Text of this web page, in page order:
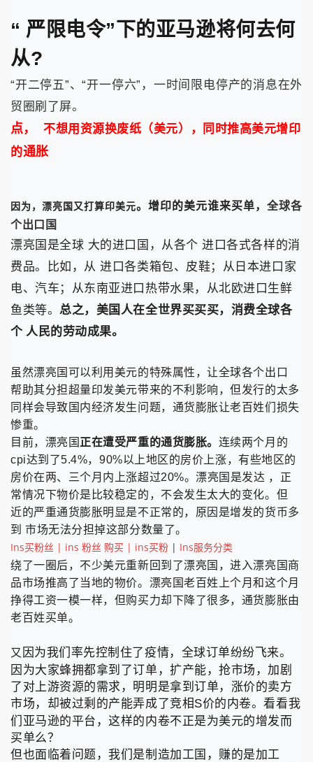
“ 严限电令”下的亚马逊将何去何
从?
“开二停五”、“开一停六” ，一时间限电停产的消息在外
贸圈刷了屏。
点，
不想用资源换废纸（美元），同时推高美元增印
的通胀
因为，漂亮国又打算印美元。增印的美元谁来买单，全球各
个出口国
漂亮国是全球 大的进口国，从各个 进口各式各样的消
费品。比如，从 进口各类箱包、皮鞋；从日本进口家
电、汽车；从东南亚进口热带水果，从北欧进口生鲜
鱼类等。 总之，美国人在全世界买买买，消费全球各
个 人民的劳动成果。
虽然漂亮国可以利用美元的特殊属性，让全球各个出口
帮助其分担超量印发美元带来的不利影响，但发行的太多
同样会导致国内经济发生问题，通货膨胀让老百姓们损失
惨重。
目前，漂亮国 正在遭受严重的通货膨胀。 连续两个月的
cpi达到了5.4%，90%以上地区的房价上涨，有些地区的
房价在两、三个月内上涨超过20%。漂亮国是发达 ，正
常情况下物价是比较稳定的，不会发生太大的变化。但
近的严重通货膨胀明显是不正常的，原因是增发的货币多
到 市场无法分担掉这部分数量了。
Ins买粉丝 | ins 粉丝 购买 | ins买粉 | Ins服务分类
绕了一圈后，不少美元重新回到了漂亮国，进入漂亮国商
品市场推高了当地的物价。漂亮国老百姓上个月和这个月
挣得工资一模一样，但购买力却下降了很多，通货膨胀由
老百姓买单。
又 因为我们率先控制住了疫情，全球订单纷纷飞来。
因为大家蜂拥都拿到了订单，扩产能，抢市场，加剧
了对上游资源的需求，明明是拿到订单，涨价的卖方
市场，却被过剩的产能弄成了竞相S价的内卷。看看我
们亚马逊的平台，这样的内卷不正是为美元的增发而
买单么？
但也面临着问题，我们是制造加工国，赚的是加工